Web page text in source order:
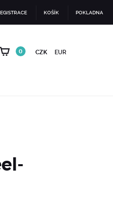
KOŠÍK POKLADNA
0 CZK EUR